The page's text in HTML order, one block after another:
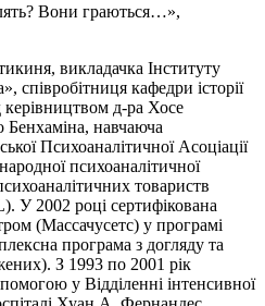
Вони граються…»,
викладачка Інституту
співробітниця кафедри історії
керівництвом д-ра Хосе
Бенхаміна, навчаюча
Психоаналітичної Асоціації
психоаналітичної
товариств
У 2002 році сертифікована
(Массачусетс) у програмі
програма з догляду та
З 1993 по 2001 рік
у Відділенні інтенсивної